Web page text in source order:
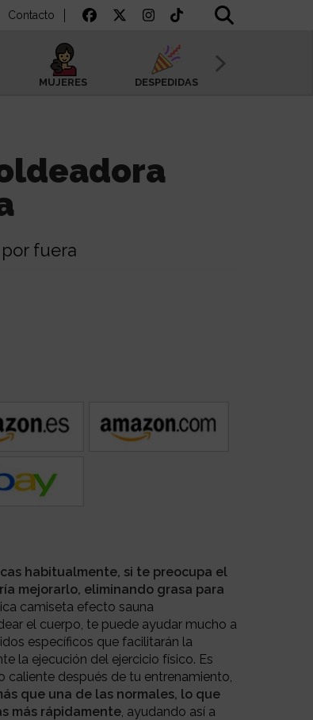
Contacto
MUJERES DESPEDIDAS
fuera
habitualmente, si te preocupa el
mejorarlo, eliminando grasa para
camiseta efecto sauna
el cuerpo, te puede ayudar mucho a
específicos que facilitarán la
la ejecución del ejercicio físico. Es
después de tu entrenamiento,
que una de las normales, lo que
más rápidamente , ayudando así a